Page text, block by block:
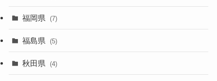
福岡県 (7)
福島県 (5)
秋田県 (4)